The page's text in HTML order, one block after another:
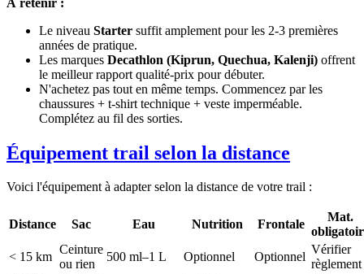
Le niveau Starter suffit amplement pour les 2-3 premières
années de pratique.
Les marques Decathlon (Kiprun, Quechua, Kalenji) offrent
le meilleur rapport qualité-prix pour débuter.
N'achetez pas tout en même temps. Commencez par les
chaussures + t-shirt technique + veste imperméable.
Complétez au fil des sorties.
Équipement trail selon la distance
Voici l'équipement à adapter selon la distance de votre trail :
Distance Sac Eau Nutrition Frontale
Mat.
< 15 km
Ceinture
ou rien
500 ml–1 L Optionnel Optionnel
Vérifier
règlement